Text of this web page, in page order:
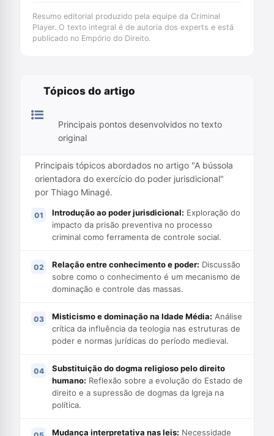
Resumo editorial produzido pela equipe da Criminal
Player. O texto integral é de autoria dos experts e está
publicado no Empório do Direito.
Tópicos do artigo
Principais pontos desenvolvidos no texto
original
Principais tópicos abordados no artigo "A bússola
orientadora do exercício do poder jurisdicional"
por Thiago Minagé.
Introdução ao poder jurisdicional: Exploração do
impacto da prisão preventiva no processo
criminal como ferramenta de controle social.
Relação entre conhecimento e poder: Discussão
sobre como o conhecimento é um mecanismo de
dominação e controle das massas.
Misticismo e dominação na Idade Média: Análise
crítica da influência da teologia nas estruturas de
poder e normas jurídicas do período medieval.
Substituição do dogma religioso pelo direito
humano: Reflexão sobre a evolução do Estado de
direito e a supressão de dogmas da Igreja na
política.
Mudança interpretativa nas leis: Necessidade